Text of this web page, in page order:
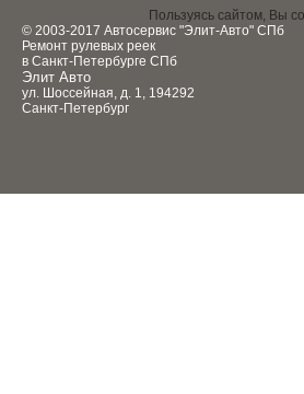
Пользуясь сайтом, Вы
© 2003-2017 Автосервис "Элит-Авто" СПб
Ремонт рулевых реек
в Санкт-Петербурге СПб
Элит Авто
ул. Шоссейная, д. 1, 194292
Санкт-Петербург